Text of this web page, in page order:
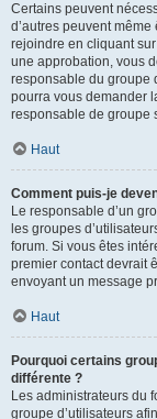
Certains peuvent
d’autres peuvent
rejoindre en cliquant
une approbation, vous
responsable du groupe
pourra vous demander
responsable de groupe
Haut
Comment puis-je
Le responsable d’un
les groupes
forum. Si vous êtes
premier contact devrait
envoyant un message
Haut
Pourquoi certains
différente ?
Les administrateurs du
groupe d’utilisateurs